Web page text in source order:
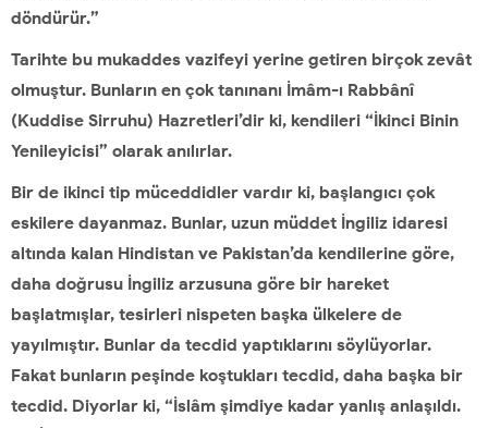
döndürür.”
Tarihte bu mukaddes vazifeyi yerine getiren birçok zevât
olmuştur. Bunların en çok tanınanı İmâm-ı Rabbânî
(Kuddise Sirruhu) Hazretleri’dir ki, kendileri “İkinci Binin
Yenileyicisi” olarak anılırlar.
Bir de ikinci tip müceddidler vardır ki, başlangıcı çok
eskilere dayanmaz. Bunlar, uzun müddet İngiliz idaresi
altında kalan Hindistan ve Pakistan’da kendilerine göre,
daha doğrusu İngiliz arzusuna göre bir hareket
başlatmışlar, tesirleri nispeten başka ülkelere de
yayılmıştır. Bunlar da tecdid yaptıklarını söylüyorlar.
Fakat bunların peşinde koştukları tecdid, daha başka bir
tecdid. Diyorlar ki, “İslâm şimdiye kadar yanlış anlaşıldı.